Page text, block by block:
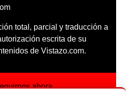
total, parcial y traducción a
escrita de su
de Vistazo.com.
ahora